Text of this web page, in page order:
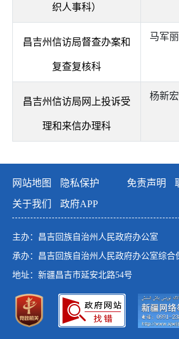
织人事科）
昌吉州信访局督查办案和
复查复核科
马军丽
昌吉州信访局网上投诉受
理和来信办理科
杨新宏
网站地图 隐私保护 免责声明
关于我们
政府APP
主办：昌吉回族自治州人民政府办公室
承办：昌吉回族自治州人民政府办公室综合
地址：新疆昌吉市延安北路54号